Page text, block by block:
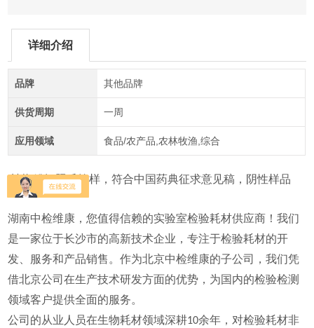
详细介绍
品牌 其他品牌
供货周期 一周
应用领域 食品/农产品,农林牧渔,综合
辣椒粉辐照质控样，符合中国药典征求意见稿，阴性样品
湖南中检维康，您值得信赖的实验室检验耗材供应商！我们
是一家位于长沙市的高新技术企业，专注于检验耗材的开
发、服务和产品销售。作为北京中检维康的子公司，我们凭
借北京公司在生产技术研发方面的优势，为国内的检验检测
领域客户提供全面的服务。
公司的从业人员在生物耗材领域深耕10余年，对检验耗材非